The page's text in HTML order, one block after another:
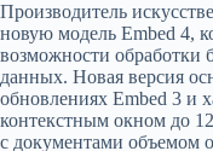
Производитель
новую модель Embed 4,
возможности обработки
данных. Новая версия
обновлениях Embed 3 и
контекстным окном до
с документами объемом